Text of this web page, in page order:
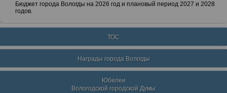
Бюджет города Вологды на 2026 год и плановый период 2027 и 2028
годов.
ТОС
Награды города Вологды
Юбилеи
Вологодской городской Думы